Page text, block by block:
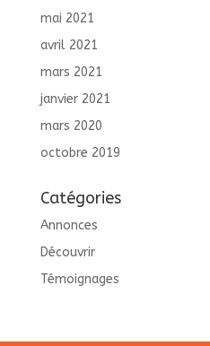
mai 2021
avril 2021
mars 2021
janvier 2021
mars 2020
octobre 2019
Catégories
Annonces
Découvrir
Témoignages